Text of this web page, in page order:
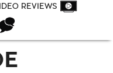
REVIEWS